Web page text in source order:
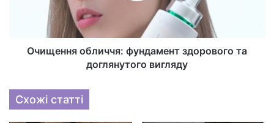
Очищення обличчя: фундамент здорового та
доглянутого вигляду
Схожі статті